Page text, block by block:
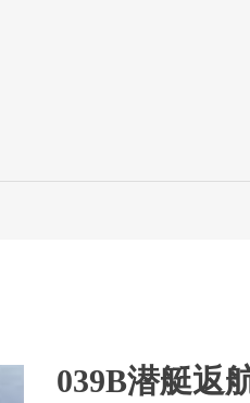
039B潜艇返